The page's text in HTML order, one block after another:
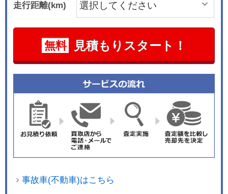
走行距離(km)
無料 見積もりスタート！
事故車(不動車)はこちら